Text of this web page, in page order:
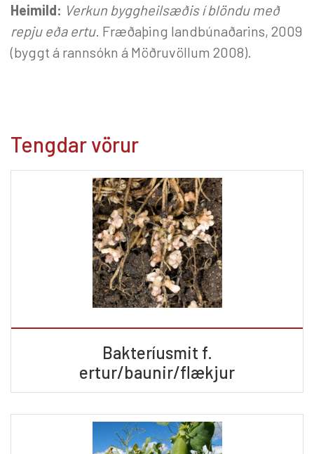
Heimild: Verkun byggheilsæðis í blöndu með
repju eða ertu. Fræðaþing landbúnaðarins, 2009
(byggt á rannsókn á Möðruvöllum 2008).
Tengdar vörur
Bakteríusmit f.
ertur/baunir/flækjur